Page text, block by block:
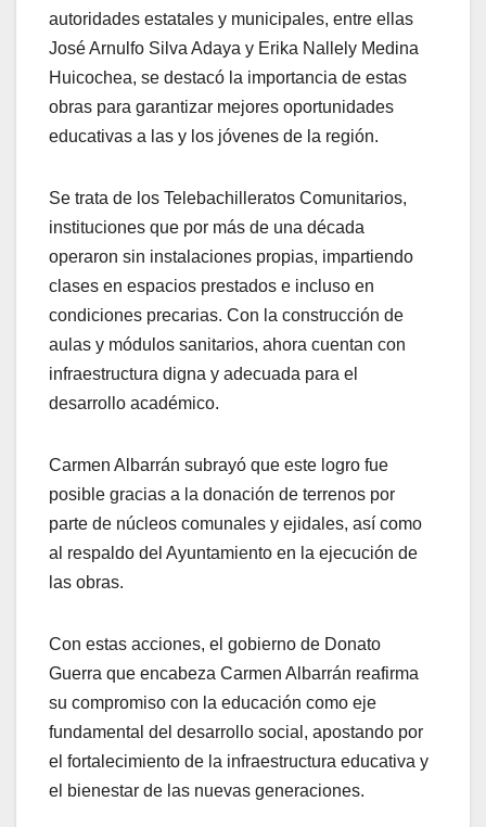
autoridades estatales y municipales, entre ellas
José Arnulfo Silva Adaya y Erika Nallely Medina
Huicochea, se destacó la importancia de estas
obras para garantizar mejores oportunidades
educativas a las y los jóvenes de la región.
Se trata de los Telebachilleratos Comunitarios,
instituciones que por más de una década
operaron sin instalaciones propias, impartiendo
clases en espacios prestados e incluso en
condiciones precarias. Con la construcción de
aulas y módulos sanitarios, ahora cuentan con
infraestructura digna y adecuada para el
desarrollo académico.
Carmen Albarrán subrayó que este logro fue
posible gracias a la donación de terrenos por
parte de núcleos comunales y ejidales, así como
al respaldo del Ayuntamiento en la ejecución de
las obras.
Con estas acciones, el gobierno de Donato
Guerra que encabeza Carmen Albarrán reafirma
su compromiso con la educación como eje
fundamental del desarrollo social, apostando por
el fortalecimiento de la infraestructura educativa y
el bienestar de las nuevas generaciones.